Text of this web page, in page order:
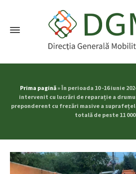
Prima pagină»În perioada 10 -16 iunie
intervenit cu lucrări de reparație a
preponderent cu frezări masive a
totală de peste 11